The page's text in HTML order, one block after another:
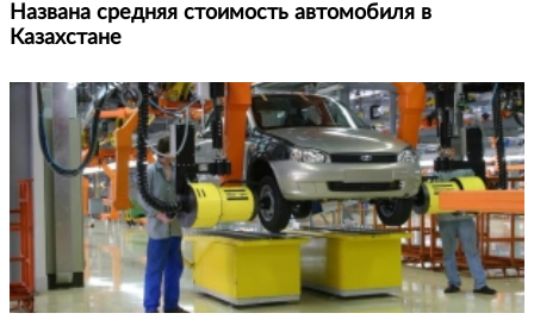
Названа средняя стоимость автомобиля в
Казахстане